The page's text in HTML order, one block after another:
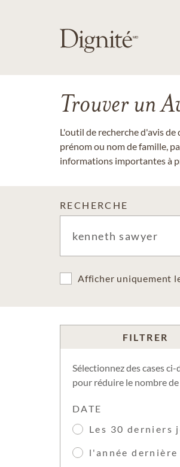
Trouver un
L'outil de recherche d'avis
prénom ou nom de famille,
informations importantes à
RECHERCHE
Afficher uniquement
FILTRER
Sélectionnez des cases ci-
pour réduire le nombre
DATE
Les 30 derniers
l'année dernière